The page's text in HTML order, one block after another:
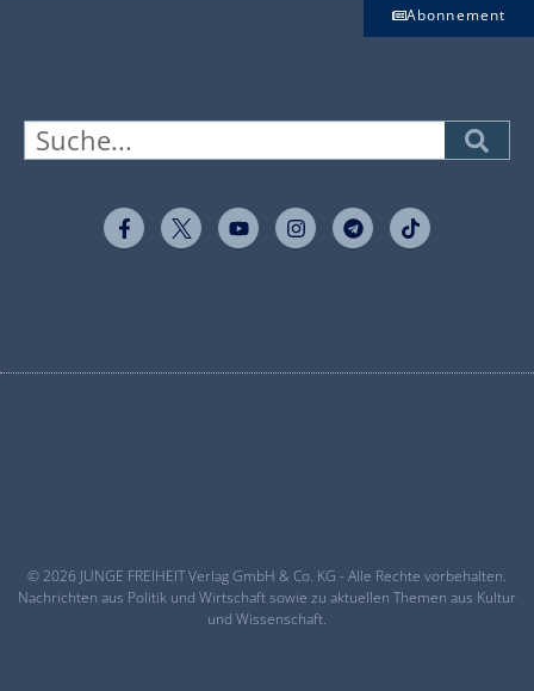
Abonnement
© 2026 JUNGE FREIHEIT Verlag GmbH & Co. KG - Alle Rechte vorbehalten.
Nachrichten aus Politik und Wirtschaft sowie zu aktuellen Themen aus Kultur
und Wissenschaft.